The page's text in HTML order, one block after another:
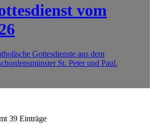
vom
Gottesdienste aus dem
St. Peter und Paul.
39 Einträge